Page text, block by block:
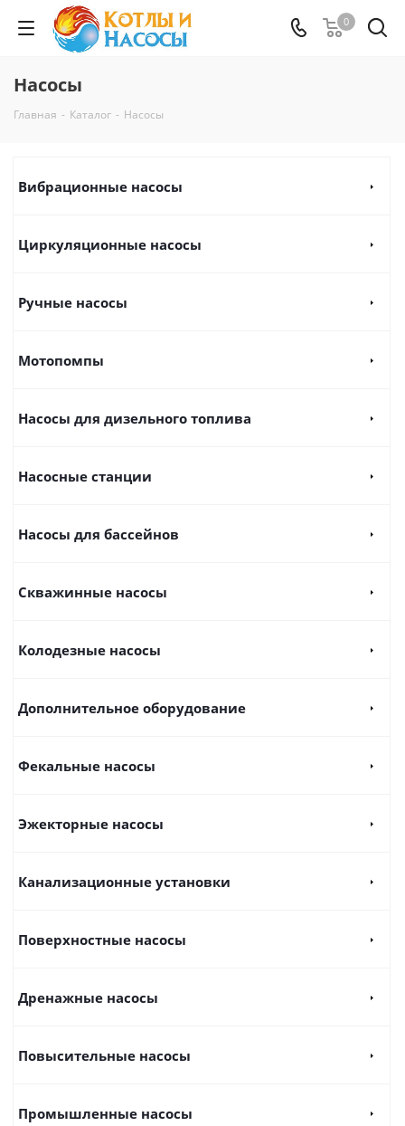
0
Насосы
Главная - Каталог - Насосы
Вибрационные насосы
Циркуляционные насосы
Ручные насосы
Мотопомпы
Насосы для дизельного топлива
Насосные станции
Насосы для бассейнов
Скважинные насосы
Колодезные насосы
Дополнительное оборудование
Фекальные насосы
Эжекторные насосы
Канализационные установки
Поверхностные насосы
Дренажные насосы
Повысительные насосы
Промышленные насосы